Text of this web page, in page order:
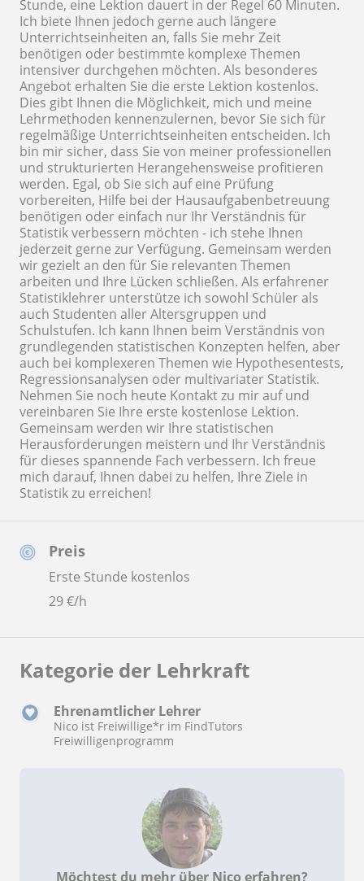
Preis
Erste Stunde kostenlos
29€/h
Stunde, eine Lektion dauert in der Regel 60 Minuten.
Ich biete Ihnen jedoch gerne auch längere
Unterrichtseinheiten an, falls Sie mehr Zeit
benötigen oder bestimmte komplexe Themen
intensiver durchgehen möchten. Als besonderes
Angebot erhalten Sie die erste Lektion kostenlos.
Dies gibt Ihnen die Möglichkeit, mich und meine
Lehrmethoden kennenzulernen, bevor Sie sich für
regelmäßige Unterrichtseinheiten entscheiden. Ich
bin mir sicher, dass Sie von meiner professionellen
und strukturierten Herangehensweise profitieren
werden. Egal, ob Sie sich auf eine Prüfung
vorbereiten, Hilfe bei der Hausaufgabenbetreuung
benötigen oder einfach nur Ihr Verständnis für
Statistik verbessern möchten - ich stehe Ihnen
jederzeit gerne zur Verfügung. Gemeinsam werden
wir gezielt an den für Sie relevanten Themen
arbeiten und Ihre Lücken schließen. Als erfahrener
Statistiklehrer unterstütze ich sowohl Schüler als
auch Studenten aller Altersgruppen und
Schulstufen. Ich kann Ihnen beim Verständnis von
grundlegenden statistischen Konzepten helfen, aber
auch bei komplexeren Themen wie Hypothesentests,
Regressionsanalysen oder multivariater Statistik.
Nehmen Sie noch heute Kontakt zu mir auf und
vereinbaren Sie Ihre erste kostenlose Lektion.
Gemeinsam werden wir Ihre statistischen
Herausforderungen meistern und Ihr Verständnis
für dieses spannende Fach verbessern. Ich freue
mich darauf, Ihnen dabei zu helfen, Ihre Ziele in
Statistik zu erreichen!
Kategorie der Lehrkraft
Ehrenamtlicher Lehrer
Nico ist Freiwillige*r im FindTutors
Freiwilligenprogramm
Möchtest du mehr über Nico erfahren?